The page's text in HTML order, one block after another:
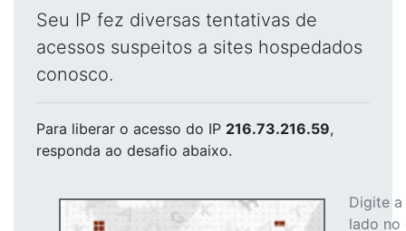
Seu IP fez diversas tentativas de
acessos suspeitos a sites hospedados
conosco.
Para liberar o acesso do IP 216.73.216.59,
responda ao desafio abaixo.
Digite
lado no